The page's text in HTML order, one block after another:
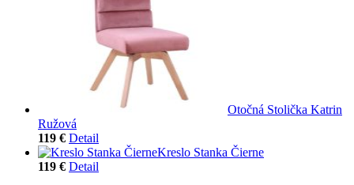
Otočná Stolička Katrin
Ružová
119 € Detail
Kreslo Stanka Čierne
119 € Detail